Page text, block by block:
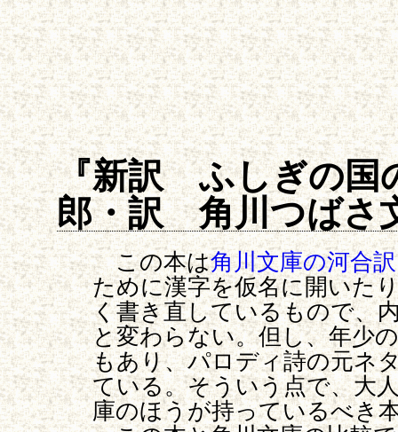
『新訳 ふしぎの国
郎・訳 角川つばさ
この本は角川文庫の河合訳
ために漢字を仮名に開いた
く書き直しているもので、
と変わらない。但し、年少
もあり、パロディ詩の元ネ
ている。そういう点で、大
庫のほうが持っているべき